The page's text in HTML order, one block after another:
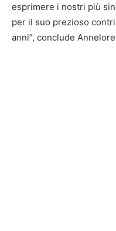
esprimere i nostri più
per il suo prezioso
anni”, conclude